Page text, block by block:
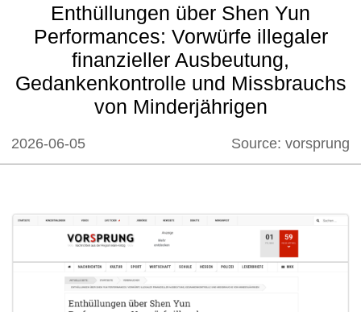
Enthüllungen über Shen Yun
Performances: Vorwürfe illegaler
finanzieller Ausbeutung,
Gedankenkontrolle und Missbrauchs
von Minderjährigen
2026-06-05 Source: vorsprung